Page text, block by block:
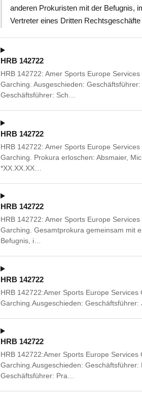
anderen Prokuristen mit der Befugnis,
Vertreter eines Dritten
HRB 142722
HRB 142722: Amer Sports Europe
Garching. Ausgeschieden:
Geschäftsführer: Sch…
HRB 142722
HRB 142722: Amer Sports Europe
Garching. Prokura erloschen: Absmaier,
*XX.XX.XX…
HRB 142722
HRB 142722: Amer Sports Europe
Garching. Gesamtprokura gemeinsam mit
Befugnis, i…
HRB 142722
HRB 142722:Amer Sports Europe
Garching.Ausgeschieden: Geschäftsführer:
HRB 142722
HRB 142722:Amer Sports Europe
Garching.Ausgeschieden:
Geschäftsführer: Pra…